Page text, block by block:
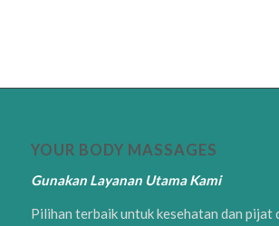
YOUR BODY MASSAGES
Gunakan Layanan Utama Kami
Pilihan terbaik untuk kesehatan dan pijat